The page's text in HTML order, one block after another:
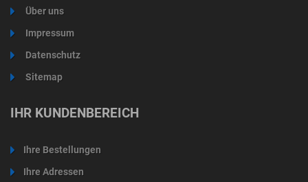
Über uns
Impressum
Datenschutz
Sitemap
IHR KUNDENBEREICH
Ihre Bestellungen
Ihre Adressen